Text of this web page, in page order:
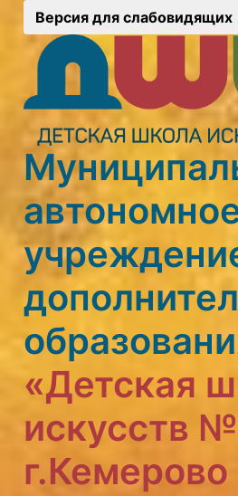
Версия для слабовидящих
«Детская
искусств
г.Кемерово